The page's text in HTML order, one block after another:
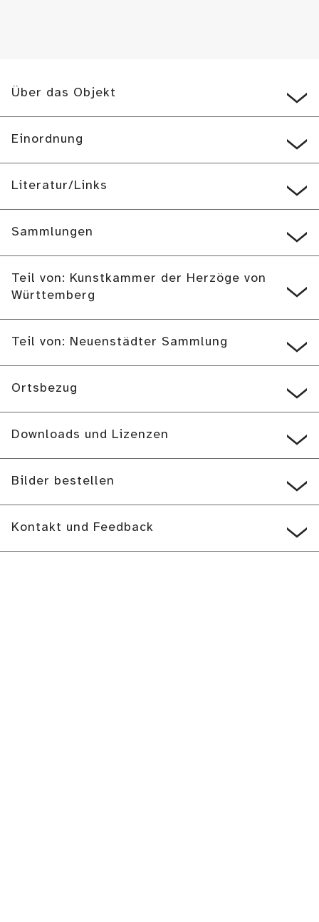
Über das Objekt
Einordnung
Literatur/Links
Sammlungen
Teil von: Kunstkammer der Herzöge von
Württemberg
Teil von: Neuenstädter Sammlung
Ortsbezug
Downloads und Lizenzen
Bilder bestellen
Kontakt und Feedback